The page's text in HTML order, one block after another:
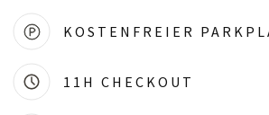
KOSTENFREIER
11H CHECKOUT